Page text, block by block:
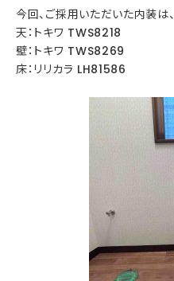
今回、ご採用いただいた内装は、
天：トキワ TWS8218
壁：トキワ TWS8269
床：リリカラ LH81586